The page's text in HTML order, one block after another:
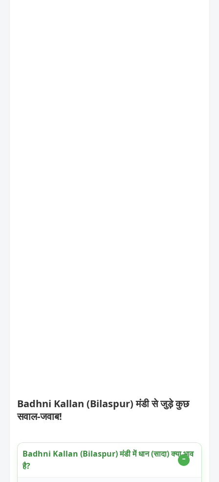
Badhni Kallan (Bilaspur) मंडी से जुड़े कुछ
सवाल-जवाब!
Badhni Kallan (Bilaspur) मंडी में धान (सादा) क्या भाव
है?